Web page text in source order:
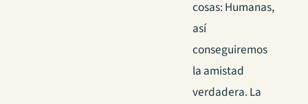
cosas: Humanas,
así
conseguiremos
la amistad
verdadera. La